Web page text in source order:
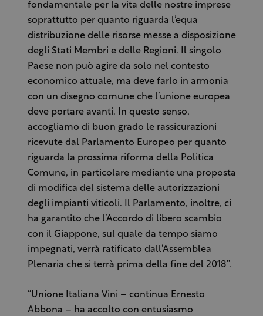
fondamentale per la vita delle nostre imprese
soprattutto per quanto riguarda l’equa
distribuzione delle risorse messe a disposizione
degli Stati Membri e delle Regioni. Il singolo
Paese non può agire da solo nel contesto
economico attuale, ma deve farlo in armonia
con un disegno comune che l’unione europea
deve portare avanti. In questo senso,
accogliamo di buon grado le rassicurazioni
ricevute dal Parlamento Europeo per quanto
riguarda la prossima riforma della Politica
Comune, in particolare mediante una proposta
di modifica del sistema delle autorizzazioni
degli impianti viticoli. Il Parlamento, inoltre, ci
ha garantito che l’Accordo di libero scambio
con il Giappone, sul quale da tempo siamo
impegnati, verrà ratificato dall’Assemblea
Plenaria che si terrà prima della fine del 2018”.
“Unione Italiana Vini – continua Ernesto
Abbona – ha accolto con entusiasmo